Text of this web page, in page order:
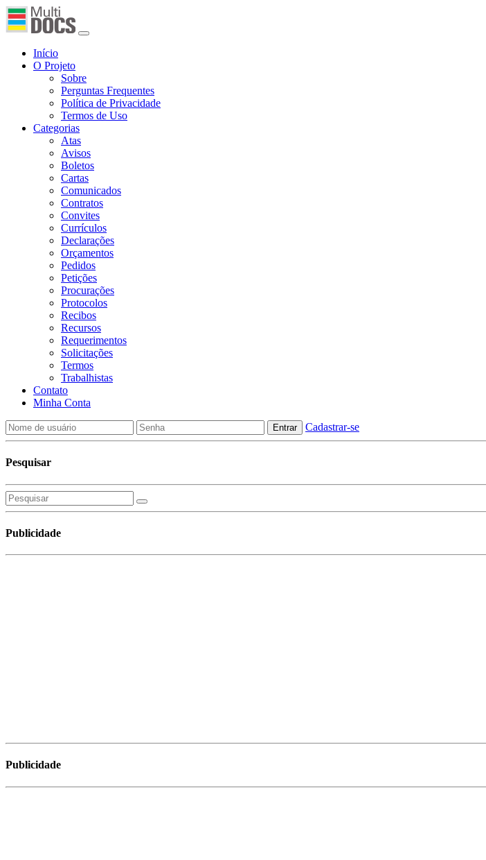
Início
O Projeto
Sobre
Perguntas Frequentes
Política de Privacidade
Termos de Uso
Categorias
Atas
Avisos
Boletos
Cartas
Comunicados
Contratos
Convites
Currículos
Declarações
Orçamentos
Pedidos
Petições
Procurações
Protocolos
Recibos
Recursos
Requerimentos
Solicitações
Termos
Trabalhistas
Contato
Minha Conta
Cadastrar-se
Pesquisar
Publicidade
Publicidade